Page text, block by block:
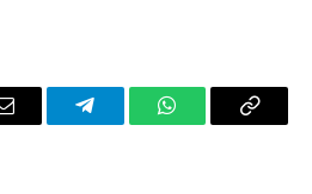
Email TelegramWhatsAppCopy